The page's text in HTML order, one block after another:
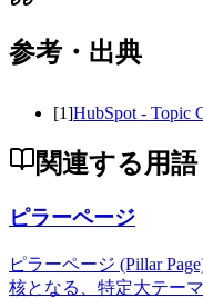
参考・出典
[1]HubSpot - Topic
関連する用語
ピラーページ
ピラーページ (Pillar
核となる、特定大テー